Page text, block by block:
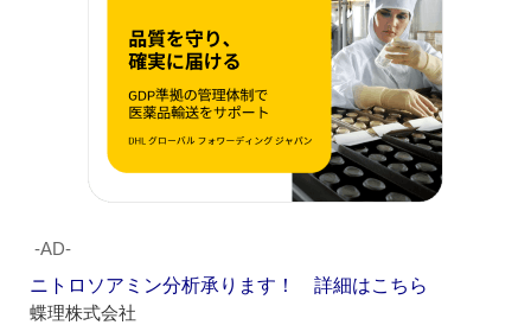
‐AD‐
ニトロソアミン分析承ります！ 詳細はこちら
蝶理株式会社